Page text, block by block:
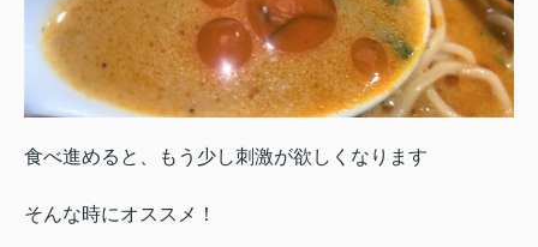
食べ進めると、もう少し刺激が欲しくなります
そんな時にオススメ！